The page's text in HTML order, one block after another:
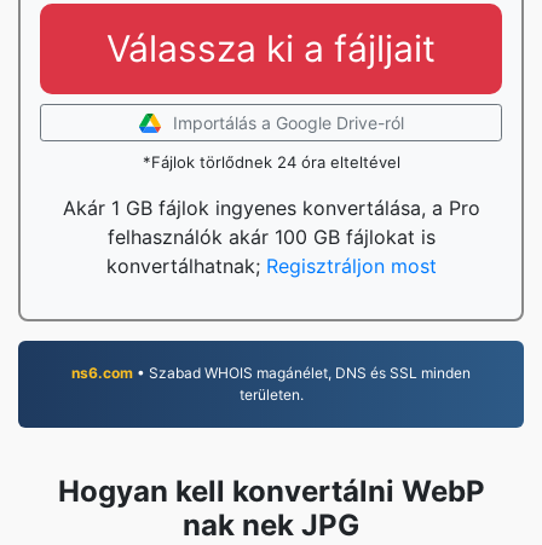
Válassza ki a fájljait
Importálás a Google Drive-ról
*Fájlok törlődnek 24 óra elteltével
Akár 1 GB fájlok ingyenes konvertálása, a Pro
felhasználók akár 100 GB fájlokat is
konvertálhatnak; Regisztráljon most
ns6.com • Szabad WHOIS magánélet, DNS és SSL minden
területen.
Hogyan kell konvertálni WebP
nak nek JPG